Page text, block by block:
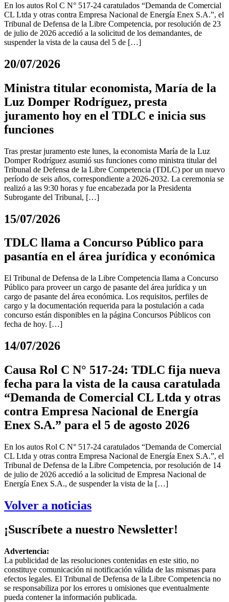
En los autos Rol C N° 517-24 caratulados “Demanda de Comercial
CL Ltda y otras contra Empresa Nacional de Energía Enex S.A.”, el
Tribunal de Defensa de la Libre Competencia, por resolución de 23
de julio de 2026 accedió a la solicitud de los demandantes, de
suspender la vista de la causa del 5 de […]
20/07/2026
Ministra titular economista, María de la
Luz Domper Rodríguez, presta
juramento hoy en el TDLC e inicia sus
funciones
Tras prestar juramento este lunes, la economista María de la Luz
Domper Rodríguez asumió sus funciones como ministra titular del
Tribunal de Defensa de la Libre Competencia (TDLC) por un nuevo
período de seis años, correspondiente a 2026-2032. La ceremonia se
realizó a las 9:30 horas y fue encabezada por la Presidenta
Subrogante del Tribunal, […]
15/07/2026
TDLC llama a Concurso Público para
pasantía en el área jurídica y económica
El Tribunal de Defensa de la Libre Competencia llama a Concurso
Público para proveer un cargo de pasante del área jurídica y un
cargo de pasante del área económica. Los requisitos, perfiles de
cargo y la documentación requerida para la postulación a cada
concurso están disponibles en la página Concursos Públicos con
fecha de hoy. […]
14/07/2026
Causa Rol C N° 517-24: TDLC fija nueva
fecha para la vista de la causa caratulada
“Demanda de Comercial CL Ltda y otras
contra Empresa Nacional de Energía
Enex S.A.” para el 5 de agosto 2026
En los autos Rol C N° 517-24 caratulados “Demanda de Comercial
CL Ltda y otras contra Empresa Nacional de Energía Enex S.A.”, el
Tribunal de Defensa de la Libre Competencia, por resolución de 14
de julio de 2026 accedió a la solicitud de Empresa Nacional de
Energía Enex S.A., de suspender la vista de la […]
Volver a noticias
¡Suscríbete a nuestro Newsletter!
Advertencia:
La publicidad de las resoluciones contenidas en este sitio, no
constituye comunicación ni notificación válida de las mismas para
efectos legales. El Tribunal de Defensa de la Libre Competencia no
se responsabiliza por los errores u omisiones que eventualmente
pueda contener la información publicada.